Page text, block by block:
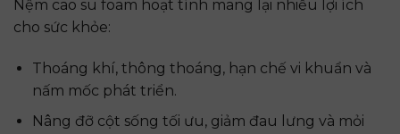
Nệm cao su foam hoạt tính mang lại nhiều lợi ích
cho sức khỏe:
Thoáng khí, thông thoáng, hạn chế vi khuẩn và
nấm mốc phát triển.
Nâng đỡ cột sống tối ưu, giảm đau lưng và mỏi